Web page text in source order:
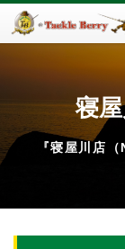
寝
『寝屋川店